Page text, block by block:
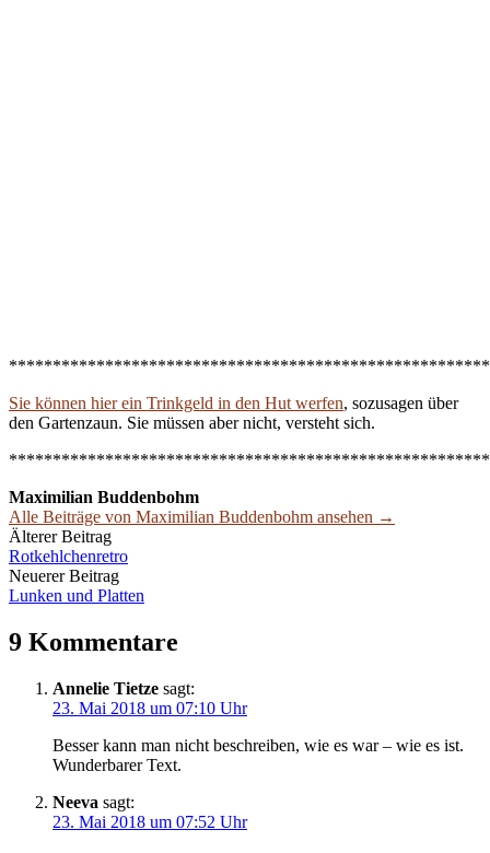
*******************************************************
Sie können hier ein Trinkgeld in den Hut werfen, sozusagen über
den Gartenzaun. Sie müssen aber nicht, versteht sich.
*******************************************************
Maximilian Buddenbohm
Alle Beiträge von Maximilian Buddenbohm ansehen →
Beitrags-
Navigation
Älterer Beitrag
Rotkehlchenretro
Neuerer Beitrag
Lunken und Platten
9 Kommentare
Annelie Tietze sagt:
23. Mai 2018 um 07:10 Uhr
Besser kann man nicht beschreiben, wie es war – wie es ist.
Wunderbarer Text.
Neeva sagt:
23. Mai 2018 um 07:52 Uhr